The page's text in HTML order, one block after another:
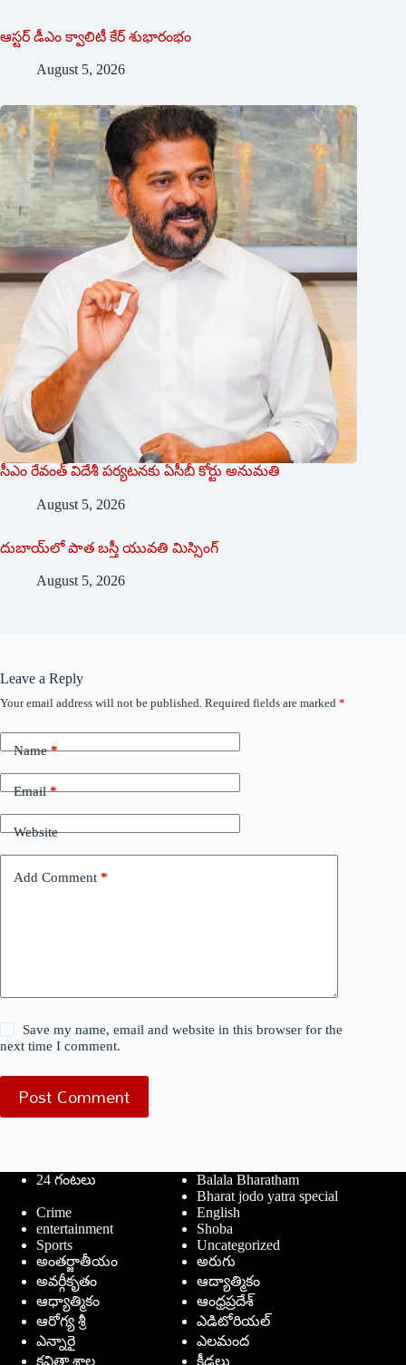
ఆస్టర్ డీఎం క్వాలిటీ కేర్ శుభారంభం
August 5, 2026
సీఎం రేవంత్ విదేశీ పర్యటనకు ఏసీబీ కోర్టు అనుమతి
August 5, 2026
దుబాయ్‌లో పాత బ‌స్తీ యువతి మిస్సింగ్
August 5, 2026
Leave a Reply
Your email address will not be published. Required fields are marked *
Name*
Email*
Website
Add Comment *
Save my name, email and website in this browser for the
next time I comment.
Post Comment
24 గంటలు
Balala Bharatham
Bharat jodo yatra special
Crime
English
entertainment
Shoba
Sports
Uncategorized
అంతర్జాతీయం
అరుగు
అవర్గీకృతం
ఆద్యాత్మికం
ఆధ్యాత్మికం
ఆంధ్రప్రదేశ్
ఆరోగ్య శ్రీ
ఎడిటోరియల్
ఎన్నారై
ఎలమంద
కవితా శాల
క్రీడలు